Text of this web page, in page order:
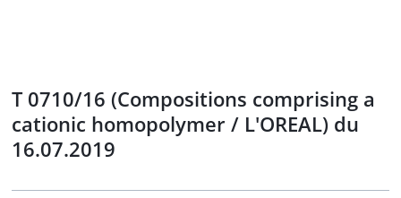
T 0710/16 (Compositions comprising a
cationic homopolymer / L'OREAL) du
16.07.2019